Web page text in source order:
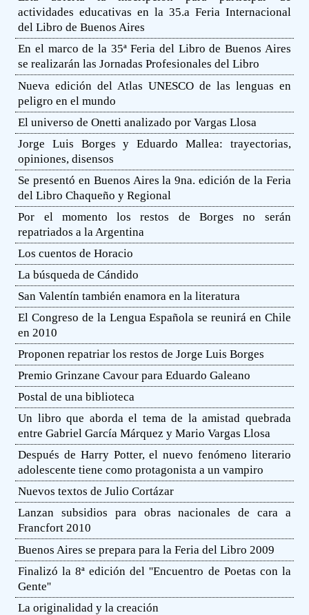
actividades educativas en la 35.a Feria Internacional
del Libro de Buenos Aires
En el marco de la 35ª Feria del Libro de Buenos Aires
se realizarán las Jornadas Profesionales del Libro
Nueva edición del Atlas UNESCO de las lenguas en
peligro en el mundo
El universo de Onetti analizado por Vargas Llosa
Jorge Luis Borges y Eduardo Mallea: trayectorias,
opiniones, disensos
Se presentó en Buenos Aires la 9na. edición de la Feria
del Libro Chaqueño y Regional
Por el momento los restos de Borges no serán
repatriados a la Argentina
Los cuentos de Horacio
La búsqueda de Cándido
San Valentín también enamora en la literatura
El Congreso de la Lengua Española se reunirá en Chile
en 2010
Proponen repatriar los restos de Jorge Luis Borges
Premio Grinzane Cavour para Eduardo Galeano
Postal de una biblioteca
Un libro que aborda el tema de la amistad quebrada
entre Gabriel García Márquez y Mario Vargas Llosa
Después de Harry Potter, el nuevo fenómeno literario
adolescente tiene como protagonista a un vampiro
Nuevos textos de Julio Cortázar
Lanzan subsidios para obras nacionales de cara a
Francfort 2010
Buenos Aires se prepara para la Feria del Libro 2009
Finalizó la 8ª edición del ''Encuentro de Poetas con la
Gente''
La originalidad y la creación